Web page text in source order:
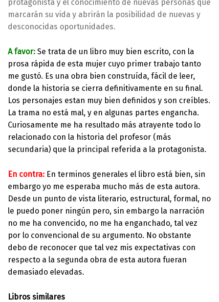
protagonista y el conocimiento de nuevas personas que
marcarán su vida y abrirán la posibilidad de nuevas y
desconocidas oportunidades.
A favor: Se trata de un libro muy bien escrito, con la
prosa rápida de esta mujer cuyo primer trabajo tanto
me gustó. Es una obra bien construída, fácil de leer,
donde la historia se cierra definitivamente en su final.
Los personajes estan muy bien definidos y son creíbles.
La trama no está mal, y en algunas partes engancha.
Curiosamente me ha resultado más atrayente todo lo
relacionado con la historia del profesor (más
secundaria) que la principal referida a la protagonista.
En contra: En terminos generales el libro está bien, sin
embargo yo me esperaba mucho más de esta autora.
Desde un punto de vista literario, estructural, formal, no
le puedo poner ningún pero, sin embargo la narración
no me ha convencido, no me ha enganchado, tal vez
por lo convencional de su argumento. No obstante
debo de reconocer que tal vez mis expectativas con
respecto a la segunda obra de esta autora fueran
demasiado elevadas.
Libros similares